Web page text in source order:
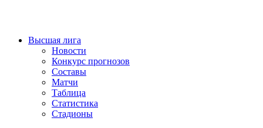
Высшая лига
Новости
Конкурс прогнозов
Составы
Матчи
Таблица
Статистика
Стадионы